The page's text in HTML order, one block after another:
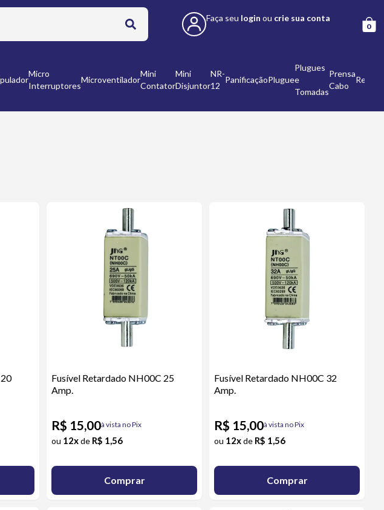
Faça seu login ou crie sua conta
0
Micro
Interruptores
Microventilador
Mini
Contator
Mini
Disjuntor
NR-
12
PanificaçãoPlugue
Plugues
e
Tomadas
Prensa
Cabo
Fusível Retardado NH00C 25
Amp.
R$ 15,00à vista no Pix
ou 12xde R$ 1,56
Comprar
Fusível Retardado NH00C 32
Amp.
R$ 15,00à vista no Pix
ou 12xde R$ 1,56
Comprar